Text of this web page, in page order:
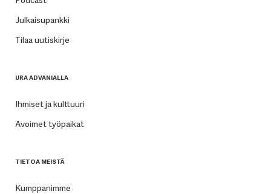
Julkaisupankki
Tilaa uutiskirje
URA ADVANIALLA
Ihmiset ja kulttuuri
Avoimet työpaikat
TIETOA MEISTÄ
Kumppanimme